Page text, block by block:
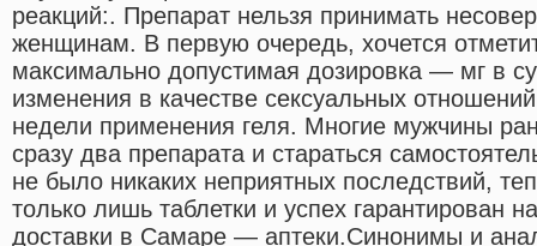
реакций:. Препарат нельзя принимать
женщинам. В первую очередь, хочется
максимально допустимая дозировка — мг в
изменения в качестве сексуальных
недели применения геля. Многие мужчины
сразу два препарата и стараться
не было никаких неприятных последствий,
только лишь таблетки и успех гарантирован
доставки в Самаре — аптеки.Cинонимы и